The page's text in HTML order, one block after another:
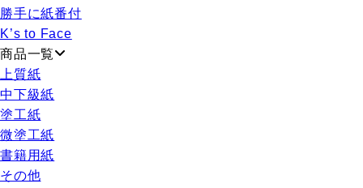
勝手に紙番付
K’s to Face
商品一覧
上質紙
中下級紙
塗工紙
微塗工紙
書籍用紙
その他